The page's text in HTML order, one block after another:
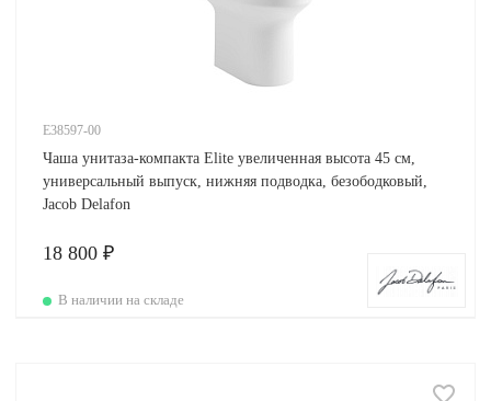
E38597-00
Чаша унитаза-компакта Elite увеличенная высота 45 см,
универсальный выпуск, нижняя подводка, безободковый,
Jacob Delafon
18 800 ₽
В наличии на складе